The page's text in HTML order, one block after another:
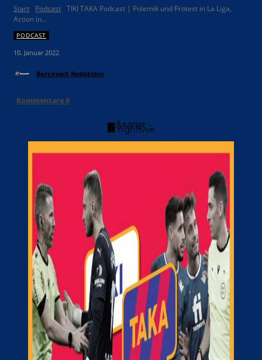
Start Podcast TIKI TAKA Podcast | Polemik und Protest in La Liga,
Action in...
PODCAST
10. Januar 2022
Barçawelt Redaktion
Kommentare0
- Anzeige -